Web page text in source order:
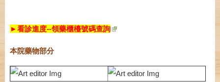
►看診進度--領藥櫃檯號碼查詢
本院藥物部分